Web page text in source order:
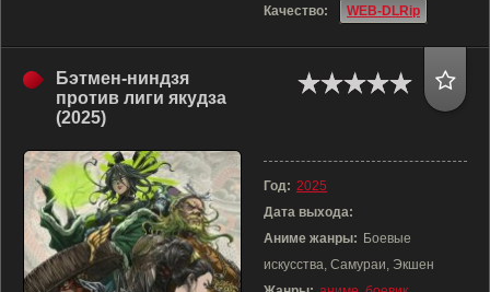
Качество:
WEB-DLRip
Бэтмен-ниндзя
против лиги якудза
(2025)
Год: 2025
Дата выхода:
Аниме жанры: Боевые
искусства, Самураи, Экшен